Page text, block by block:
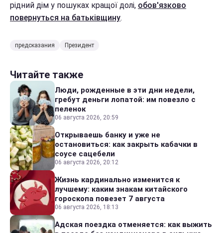
рідний дім у пошуках кращої долі, обов'язково
повернуться на батьківщину.
предсказания Президент
Читайте также
Люди, рожденные в эти дни недели,
гребут деньги лопатой: им повезло с
пеленок
06 августа 2026, 20:59
Открываешь банку и уже не
остановиться: как закрыть кабачки в
соусе сацебели
06 августа 2026, 20:12
Жизнь кардинально изменится к
лучшему: каким знакам китайского
гороскопа повезет 7 августа
06 августа 2026, 18:13
Адская поездка отменяется: как выжить